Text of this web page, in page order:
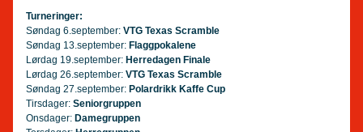
Turneringer:
Søndag 6.september: VTG Texas Scramble
Søndag 13.september: Flaggpokalene
Lørdag 19.september: Herredagen Finale
Lørdag 26.september: VTG Texas Scramble
Søndag 27.september: Polardrikk Kaffe Cup
Tirsdager: Seniorgruppen
Onsdager: Damegruppen